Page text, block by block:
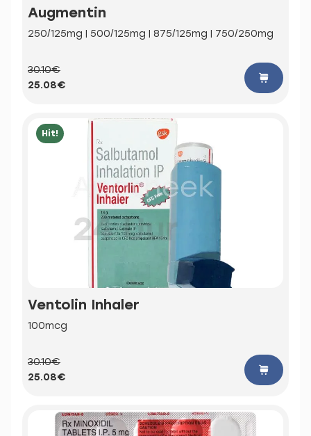
Augmentin
250/125mg | 500/125mg | 875/125mg | 750/250mg
30.10€
25.08€
Hit!
Ventolin Inhaler
100mcg
30.10€
25.08€